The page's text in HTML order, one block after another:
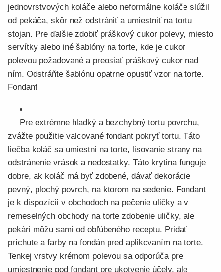
jednovrstvových koláče alebo neformálne koláče slúžil
od pekáča, skôr než odstrániť a umiestniť na tortu
stojan. Pre ďalšie zdobiť práškový cukor polevy, miesto
servítky alebo iné šablóny na torte, kde je cukor
polevou požadované a preosiať práškový cukor nad
ním. Odstráňte šablónu opatrne opustiť vzor na torte.
Fondant
Pre extrémne hladký a bezchybný tortu povrchu,
zvážte použitie valcované fondant pokryť tortu. Táto
liečba koláč sa umiestni na torte, lisovanie strany na
odstránenie vrások a nedostatky. Táto krytina funguje
dobre, ak koláč má byť zdobené, dávať dekorácie
pevný, plochý povrch, na ktorom na sedenie. Fondant
je k dispozícii v obchodoch na pečenie uličky a v
remeselných obchody na torte zdobenie uličky, ale
pekári môžu sami od obľúbeného receptu. Pridať
príchute a farby na fondán pred aplikovaním na torte.
Tenkej vrstvy krémom polevou sa odporúča pre
umiestnenie pod fondant pre ukotvenie účely, ale